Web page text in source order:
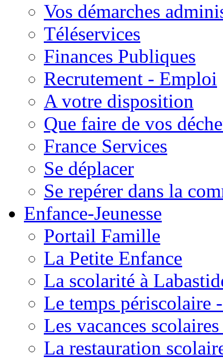
Vos démarches
Téléservices
Finances Publiques
Recrutement - Emploi
A votre disposition
Que faire de vos
France Services
Se déplacer
Se repérer dans la
Enfance-Jeunesse
Portail Famille
La Petite Enfance
La scolarité à
Le temps périscolaire
Les vacances
La restauration